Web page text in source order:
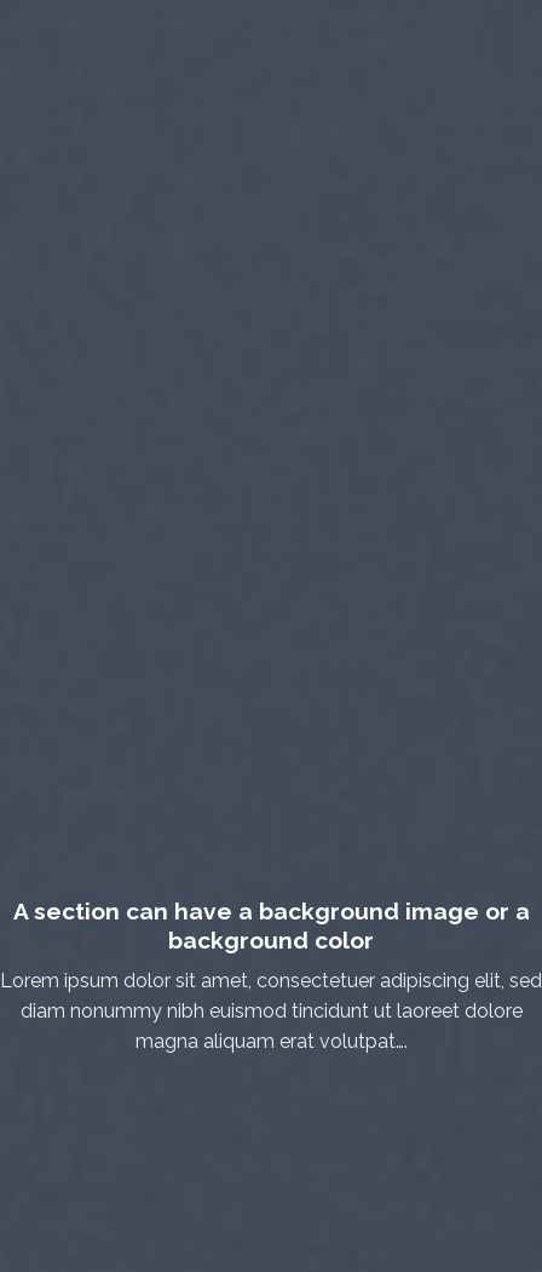
A section can have a background image or a
background color
Lorem ipsum dolor sit amet, consectetuer adipiscing elit, sed
diam nonummy nibh euismod tincidunt ut laoreet dolore
magna aliquam erat volutpat….